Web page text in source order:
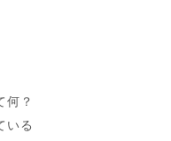
何？
いる